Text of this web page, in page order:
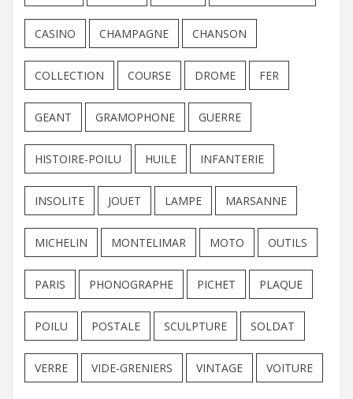
CASINO CHAMPAGNE CHANSON
COLLECTION COURSE DROME FER
GEANT GRAMOPHONE GUERRE
HISTOIRE-POILU HUILE INFANTERIE
INSOLITE JOUET LAMPE MARSANNE
MICHELIN MONTELIMAR MOTO OUTILS
PARIS PHONOGRAPHE PICHET PLAQUE
POILU POSTALE SCULPTURE SOLDAT
VERRE VIDE-GRENIERS VINTAGE VOITURE